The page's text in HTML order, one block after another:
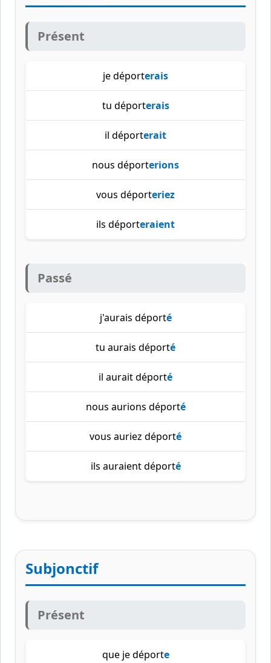
Présent
je déporterais
tu déporterais
il déporterait
nous déporterions
vous déporteriez
ils déporteraient
Passé
j'aurais déporté
tu aurais déporté
il aurait déporté
nous aurions déporté
vous auriez déporté
ils auraient déporté
Subjonctif
Présent
que je déporte